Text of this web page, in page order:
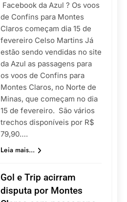
Facebook da Azul ? Os voos
de Confins para Montes
Claros começam dia 15 de
fevereiro Celso Martins Já
estão sendo vendidas no site
da Azul as passagens para
os voos de Confins para
Montes Claros, no Norte de
Minas, que começam no dia
15 de fevereiro. São vários
trechos disponíveis por R$
79,90….
Leia mais...
Gol e Trip acirram
disputa por Montes